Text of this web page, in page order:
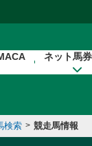
ネット馬
検索 > 競走馬情報